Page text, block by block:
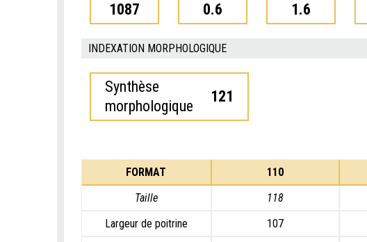
1087
0.6
1.6
INDEXATION MORPHOLOGIQUE
Synthèse
morphologique
121
FORMAT
110
Taille
118
Largeur de poitrine
107